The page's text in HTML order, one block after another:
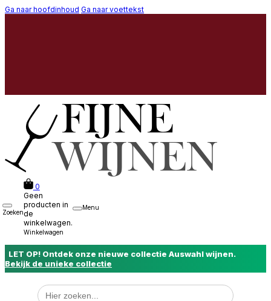
Ga naar hoofdinhoud Ga naar voettekst
Zoeken
0
Geen
producten in
de
winkelwagen.
Winkelwagen
Menu
LET OP! Ontdek onze nieuwe collectie Auswahl wijnen.
Bekijk de unieke collectie
Zoek
naar: